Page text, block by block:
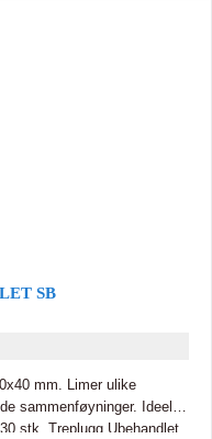
SB
mm. Limer ulike
sammenføyninger. Ideell